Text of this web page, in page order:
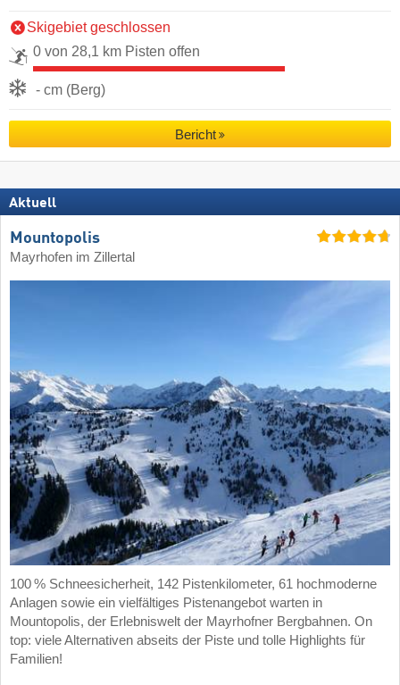
Skigebiet geschlossen
0 von 28,1 km Pisten offen
- cm (Berg)
Bericht
Aktuell
Mountopolis
Mayrhofen im Zillertal
100 % Schneesicherheit, 142 Pistenkilometer, 61 hochmoderne
Anlagen sowie ein vielfältiges Pistenangebot warten in
Mountopolis, der Erlebniswelt der Mayrhofner Bergbahnen. On
top: viele Alternativen abseits der Piste und tolle Highlights für
Familien!